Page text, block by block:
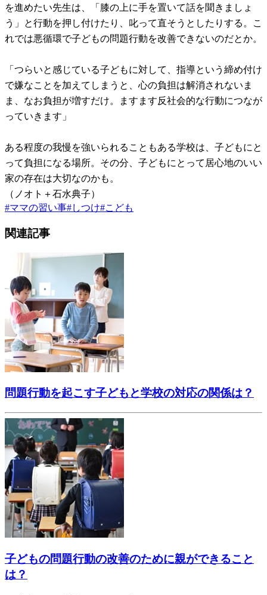
を進めたい先生は、「膝の上に手を置いて話を聞きましょ
う」と行動を押し付けたり、叱って直そうとしたりする。こ
れでは悪循環で子どもの問題行動を改善できないのだとか。
「つらいと感じている子どもに対して、指導という締め付け
で嫌なことを加えてしまうと、心の負担は解消されないま
ま、なお負担が増すだけ。ますます反社会的な行動につなが
っていきます」
ある程度の我慢を強いられることもある学校は、子どもにと
って負担になる場所。その分、子どもにとって居心地のいい
家の存在は大切なのかも。
（ノオト＋石水典子）
#ママの習い事#しつけ#こども
関連記事
問題行動を起こす子どもと学校の対応の関係は？
子どもの問題行動の改善のために親ができること
は？